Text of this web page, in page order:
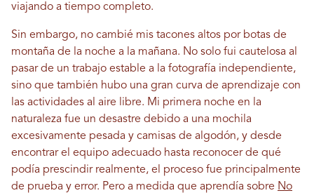
viajando a tiempo completo.
Sin embargo, no cambié mis tacones altos por botas de
montaña de la noche a la mañana. No solo fui cautelosa al
pasar de un trabajo estable a la fotografía independiente,
sino que también hubo una gran curva de aprendizaje con
las actividades al aire libre. Mi primera noche en la
naturaleza fue un desastre debido a una mochila
excesivamente pesada y camisas de algodón, y desde
encontrar el equipo adecuado hasta reconocer de qué
podía prescindir realmente, el proceso fue principalmente
de prueba y error. Pero a medida que aprendía sobre No